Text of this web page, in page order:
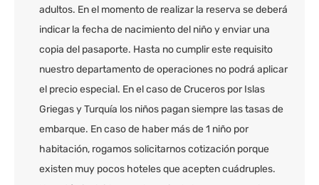
adultos. En el momento de realizar la reserva se deberá
indicar la fecha de nacimiento del niño y enviar una
copia del pasaporte. Hasta no cumplir este requisito
nuestro departamento de operaciones no podrá aplicar
el precio especial. En el caso de Cruceros por Islas
Griegas y Turquía los niños pagan siempre las tasas de
embarque. En caso de haber más de 1 niño por
habitación, rogamos solicitarnos cotización porque
existen muy pocos hoteles que acepten cuádruples.